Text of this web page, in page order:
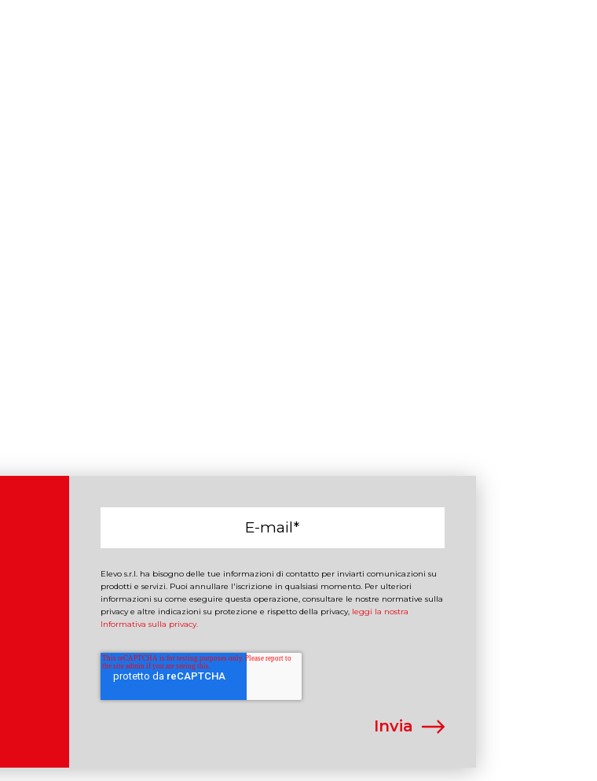
Elevo s.r.l. ha bisogno delle tue informazioni di contatto per inviarti comunicazioni su
prodotti e servizi. Puoi annullare l'iscrizione in qualsiasi momento. Per ulteriori
informazioni su come eseguire questa operazione, consultare le nostre normative sulla
privacy e altre indicazioni su protezione e rispetto della privacy, leggi la nostra
Informativa sulla privacy.